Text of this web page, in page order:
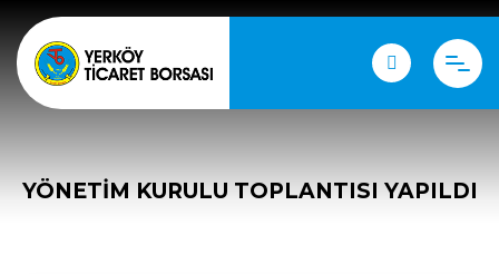
YÖNETIM KURULU TOPLANTISI YAPILDI